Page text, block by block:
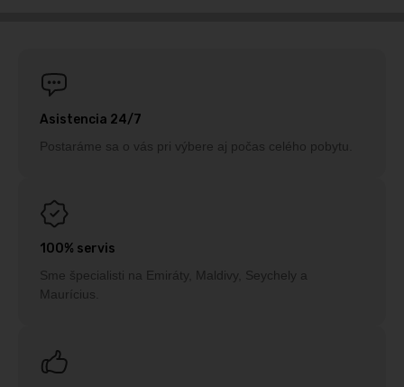
Asistencia 24/7
Postaráme sa o vás pri výbere aj počas celého pobytu.
100% servis
Sme špecialisti na Emiráty, Maldivy, Seychely a
Maurícius.